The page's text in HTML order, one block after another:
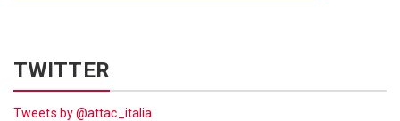
TWITTER
Tweets by @attac_italia